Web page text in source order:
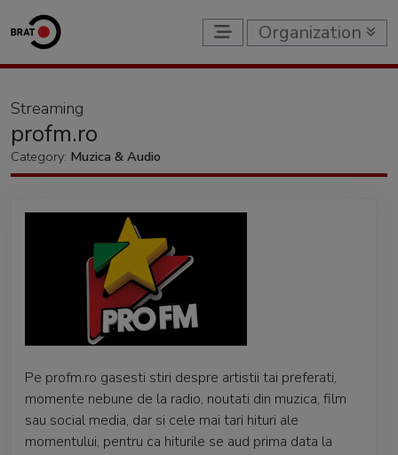
Organization
Streaming
profm.ro
Category: Muzica & Audio
Pe profm.ro gasesti stiri despre artistii tai preferati,
momente nebune de la radio, noutati din muzica, film
sau social media, dar si cele mai tari hituri ale
momentului, pentru ca hiturile se aud prima data la